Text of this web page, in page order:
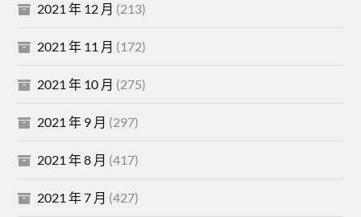
2021 年 12 月 (213)
2021 年 11 月 (172)
2021 年 10 月 (275)
2021 年 9 月 (297)
2021 年 8 月 (417)
2021 年 7 月 (427)